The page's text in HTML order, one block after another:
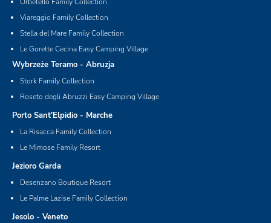
Viareggio Family Collection
Stella del Mare Family Collection
Le Gorette Cecina Easy Camping Village
Wybrzeże Teramo - Abruzja
Stork Family Collection
Roseto degli Abruzzi Easy Camping Village
Porto Sant'Elpidio - Marche
La Risacca Family Collection
Le Mimose Family Resort
Jezioro Garda
Desenzano Boutique Resort
Le Palme Lazise Family Collection
Jesolo - Veneto